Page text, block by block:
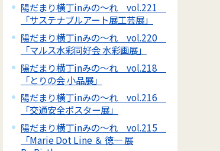
陽だまり横丁inみの～れ vol.221
「サステナブルアート展工芸展」
陽だまり横丁inみの～れ vol.220
「マルス水彩同好会 水彩画展」
陽だまり横丁inみの～れ vol.218
「とりの会 小品展」
陽だまり横丁inみの～れ vol.216
「交通安全ポスター展」
陽だまり横丁inみの～れ vol.215
「Marie Dot Line ＆ 徳一 展